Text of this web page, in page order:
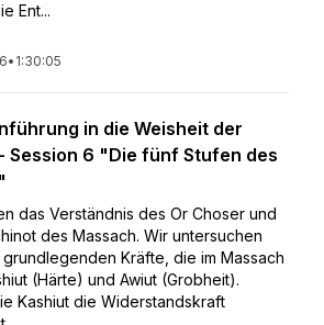
Ent...
• 1:30:05
in die Weisheit der
Session 6 "Die fünf Stufen des
das Verständnis des Or Choser und
des Massach. Wir untersuchen
Kräfte, die im Massach
(Härte) und Awiut (Grobheit).
Kashiut die Widerstandskraft